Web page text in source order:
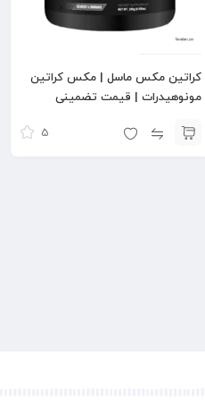
کراتین مکس ماسل | مکس کراتین
مونوهیدرات | قیمت تضمینی
5